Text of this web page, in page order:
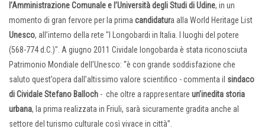
l’Amministrazione Comunale e l’Università degli Studi di Udine, in un
momento di gran fervore per la prima candidatura alla World Heritage List
Unesco, all’interno della rete "I Longobardi in Italia. I luoghi del potere
(568-774 d.C.)". A giugno 2011 Cividale longobarda è stata riconosciuta
Patrimonio Mondiale dell’Unesco: “è con grande soddisfazione che
saluto quest’opera dall’altissimo valore scientifico - commenta il sindaco
di Cividale Stefano Balloch - che oltre a rappresentare un’inedita storia
urbana, la prima realizzata in Friuli, sarà sicuramente gradita anche al
settore del turismo culturale così vivace in città”.